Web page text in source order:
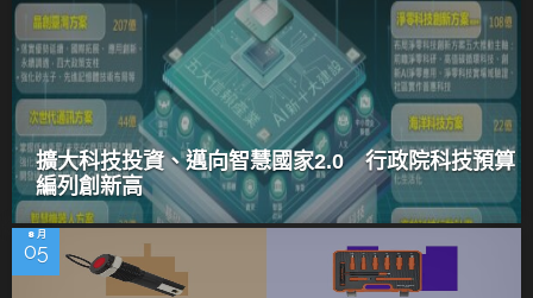
擴大科技投資、邁向智慧國家2.0 行政院科技預算
編列創新高
8 月
05